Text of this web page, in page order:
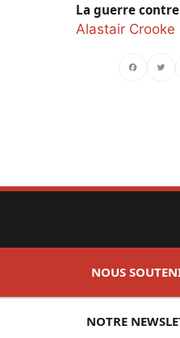
La guerre contre
Alastair Crooke
NOUS
NOTRE